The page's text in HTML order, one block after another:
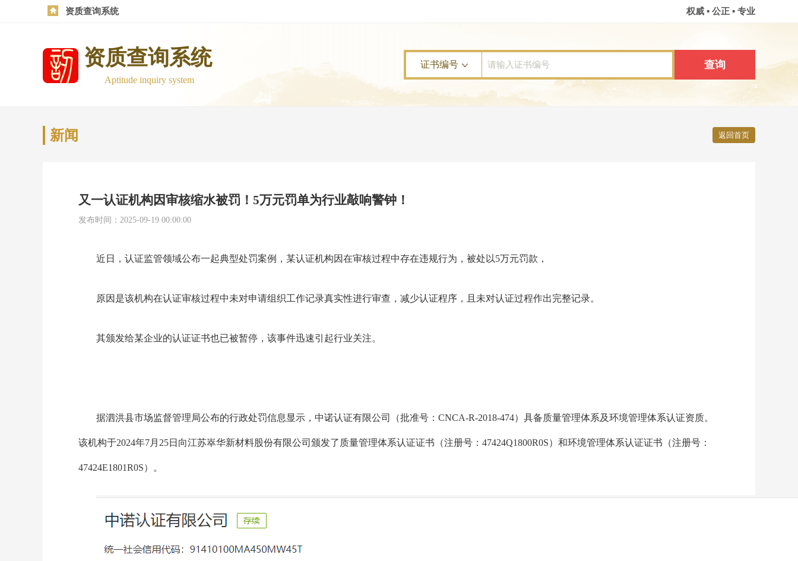
资质查询系统 权威 ▪ 公正 ▪ 专业
资质查询系统
Aptitude inquiry system
证书编号
新闻 返回首页
又一认证机构因审核缩水被罚！5万元罚单为行业敲响警钟！
发布时间： 2025-09-19 00:00:00
近日，认证监管领域公布一起典型处罚案例，某认证机构因在审核过程中存在违规行为，被处以5万元罚款，
原因是该机构在认证审核过程中未对申请组织工作记录真实性进行审查，减少认证程序，且未对认证过程作出完整记录。
其颁发给某企业的认证证书也已被暂停，该事件迅速引起行业关注。
据泗洪县市场监督管理局公布的行政处罚信息显示，中诺认证有限公司（批准号： CNCA-R-2018-474）具备质量管理体系及环境管理体系认证资质。
该机构于2024年7月25日向江苏崒华新材料股份有限公司颁发了质量管理体系认证证书（注册号：47424Q1800R0S）和环境管理体系认证证书（注册号：
47424E1801R0S）。